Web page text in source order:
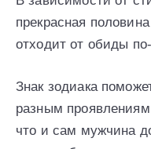
прекрасная
отходит от обиды
Знак зодиака
разным
что и сам мужчина